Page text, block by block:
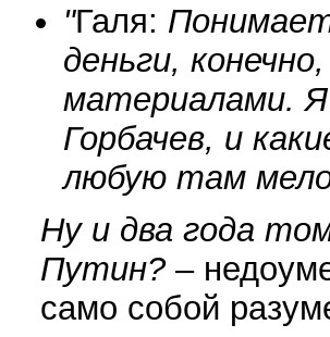
"Галя:
деньги,
материалами.
Горбачев, и
любую там
Ну и два года
Путин?–
само собой